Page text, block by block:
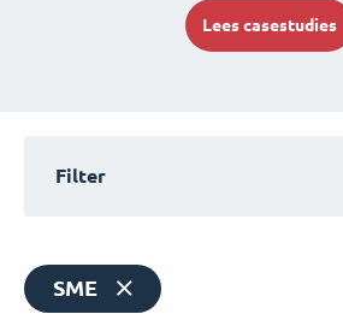
Lees casestudies
Filter
SME